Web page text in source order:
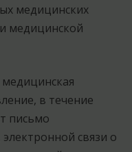
медицинских
медицинской
медицинская
в течение
письмо
связи о